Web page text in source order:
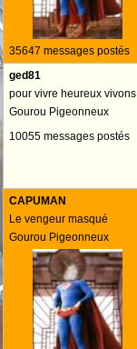
35647 messages postés
ged81
pour vivre heureux vivons
Gourou Pigeonneux
10055 messages postés
CAPUMAN
Le vengeur masqué
Gourou Pigeonneux